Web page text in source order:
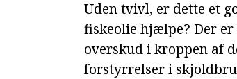
Uden tvivl, er dette et
fiskeolie hjælpe? Der
overskud i kroppen af
forstyrrelser i